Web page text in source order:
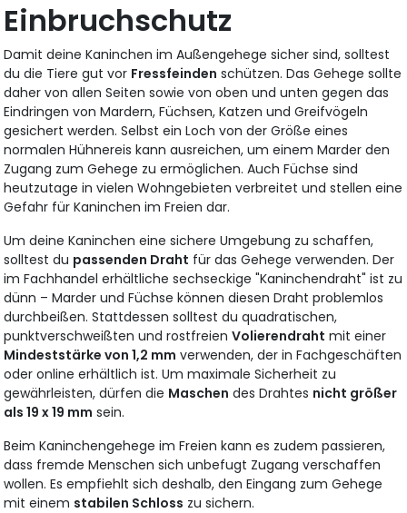
Einbruchschutz
Damit deine Kaninchen im Außengehege sicher sind, solltest
du die Tiere gut vor Fressfeinden schützen. Das Gehege sollte
daher von allen Seiten sowie von oben und unten gegen das
Eindringen von Mardern, Füchsen, Katzen und Greifvögeln
gesichert werden. Selbst ein Loch von der Größe eines
normalen Hühnereis kann ausreichen, um einem Marder den
Zugang zum Gehege zu ermöglichen. Auch Füchse sind
heutzutage in vielen Wohngebieten verbreitet und stellen eine
Gefahr für Kaninchen im Freien dar.
Um deine Kaninchen eine sichere Umgebung zu schaffen,
solltest du passenden Draht für das Gehege verwenden. Der
im Fachhandel erhältliche sechseckige "Kaninchendraht" ist zu
dünn – Marder und Füchse können diesen Draht problemlos
durchbeißen. Stattdessen solltest du quadratischen,
punktverschweißten und rostfreienVolierendraht mit einer
Mindeststärke von 1,2 mm verwenden, der in Fachgeschäften
oder online erhältlich ist. Um maximale Sicherheit zu
gewährleisten, dürfen die Maschen des Drahtes nicht größer
als 19 x 19 mm sein.
Beim Kaninchengehege im Freien kann es zudem passieren,
dass fremde Menschen sich unbefugt Zugang verschaffen
wollen. Es empfiehlt sich deshalb, den Eingang zum Gehege
mit einem stabilen Schloss zu sichern.